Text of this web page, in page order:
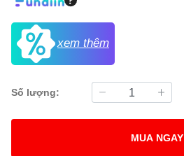
xem thêm
Số lượng:
MUA NGAY